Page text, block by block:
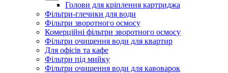
Голови для кріплення картриджа
Фільтри-глечики для води
Фільтри зворотного осмосу
Комерційні фільтри зворотного осмосу
Фільтри очищення води для квартир
Для офісів та кафе
Фільтри під мийку
Фільтри очищення води для кавоварок